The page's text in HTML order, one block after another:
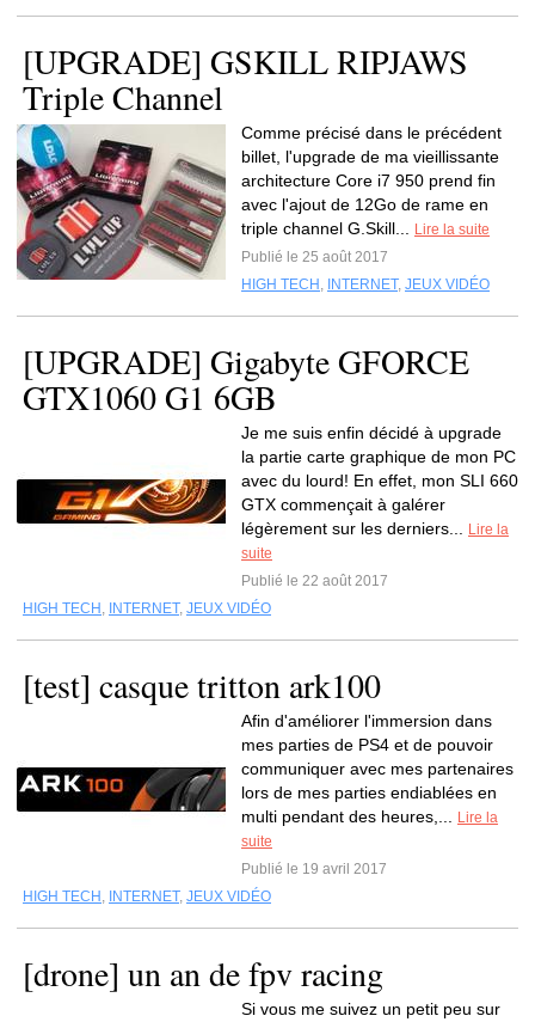
[UPGRADE] GSKILL RIPJAWS
Triple Channel
Comme précisé dans le précédent
billet, l'upgrade de ma vieillissante
architecture Core i7 950 prend fin
avec l'ajout de 12Go de rame en
triple channel G.Skill...
Lire la suite
Publié le 25 août 2017
HIGH TECH , INTERNET, JEUX VIDÉO
[UPGRADE] Gigabyte GFORCE
GTX1060 G1 6GB
Je me suis enfin décidé à upgrade
la partie carte graphique de mon PC
avec du lourd! En effet, mon SLI 660
GTX commençait à galérer
légèrement sur les derniers...
Lire la
suite
Publié le 22 août 2017
HIGH TECH , INTERNET, JEUX VIDÉO
[test] casque tritton ark100
Afin d'améliorer l'immersion dans
mes parties de PS4 et de pouvoir
communiquer avec mes partenaires
lors de mes parties endiablées en
multi pendant des heures,...
Lire la
suite
Publié le 19 avril 2017
HIGH TECH , INTERNET, JEUX VIDÉO
[drone] un an de fpv racing
Si vous me suivez un petit peu sur